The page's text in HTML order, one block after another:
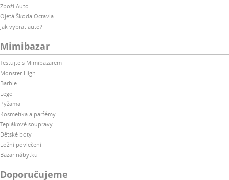
Zboží Auto
Ojetá Škoda Octavia
Jak vybrat auto?
Mimibazar
Testujte s Mimibazarem
Monster High
Barbie
Lego
Pyžama
Kosmetika a parfémy
Teplákové soupravy
Dětské boty
Ložní povlečení
Bazar nábytku
Doporučujeme